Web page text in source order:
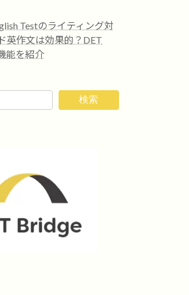
Testのライティング対
英作文は効果的？DET
能を紹介
検索